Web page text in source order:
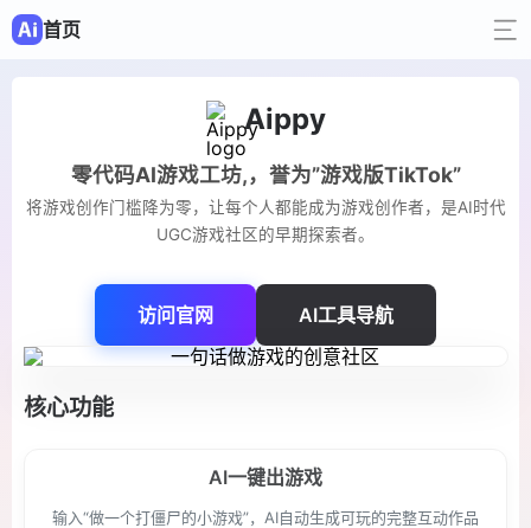
首页
Aippy
零代码AI游戏工坊,，誉为”游戏版TikTok”
将游戏创作门槛降为零，让每个人都能成为游戏创作者，是AI时代
UGC游戏社区的早期探索者。
访问官网 AI工具导航
核心功能
AI一键出游戏
输入“做一个打僵尸的小游戏”，AI自动生成可玩的完整互动作品